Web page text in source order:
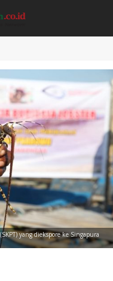
yang diekspore ke Singapura